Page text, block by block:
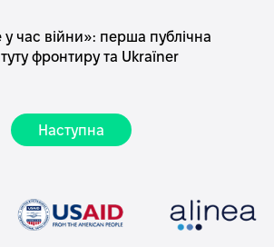
час війни»: перша публічна
фронтиру та Ukraїner
Наступна